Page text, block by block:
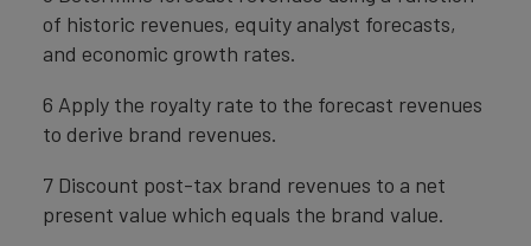
of historic revenues, equity analyst forecasts,
and economic growth rates.
6 Apply the royalty rate to the forecast revenues
to derive brand revenues.
7 Discount post-tax brand revenues to a net
present value which equals the brand value.